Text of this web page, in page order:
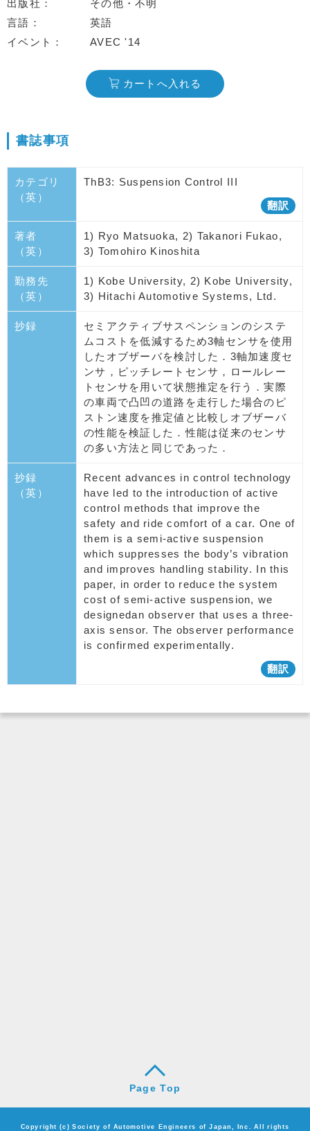
出版社
その他・不明
言語
英語
イベント
AVEC '14
カートへ入れる
書誌事項
カテゴリ
（英）
ThB3: Suspension Control III
翻訳
著者
（英）
1) Ryo Matsuoka, 2) Takanori Fukao,
3) Tomohiro Kinoshita
勤務先
（英）
1) Kobe University, 2) Kobe University,
3) Hitachi Automotive Systems, Ltd.
抄録
セミアクティブサスペンションのシステ
ムコストを低減するため3軸センサを使用
したオブザーバを検討した．3軸加速度セ
ンサ，ピッチレートセンサ，ロールレー
トセンサを用いて状態推定を行う．実際
の車両で凸凹の道路を走行した場合のピ
ストン速度を推定値と比較しオブザーバ
の性能を検証した．性能は従来のセンサ
の多い方法と同じであった．
抄録
（英）
Recent advances in control technology
have led to the introduction of active
control methods that improve the
safety and ride comfort of a car. One of
them is a semi-active suspension
which suppresses the body’s vibration
and improves handling stability. In this
paper, in order to reduce the system
cost of semi-active suspension, we
designedan observer that uses a three-
axis sensor. The observer performance
is confirmed experimentally.
翻訳
Page Top
Copyright (c) Society of Automotive Engineers of Japan, Inc. All rights